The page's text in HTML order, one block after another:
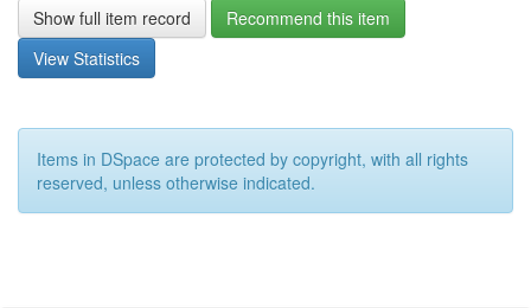
Show full item record
Recommend this item
View Statistics
Items in DSpace are protected by copyright, with all rights
reserved, unless otherwise indicated.